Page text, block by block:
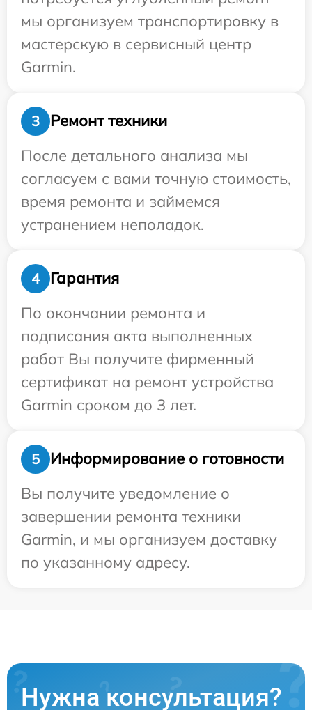
мы организуем транспортировку в
мастерскую в сервисный центр
Garmin.
3
Ремонт техники
После детального анализа мы
согласуем с вами точную стоимость,
время ремонта и займемся
устранением неполадок.
4
Гарантия
По окончании ремонта и
подписания акта выполненных
работ Вы получите фирменный
сертификат на ремонт устройства
Garmin сроком до 3 лет.
5
Информирование о готовности
Вы получите уведомление о
завершении ремонта техники
Garmin, и мы организуем доставку
по указанному адресу.
Нужна консультация?